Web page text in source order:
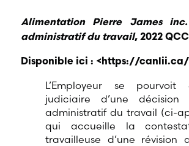
Alimentation Pierre James
administratif du travail, 2022
Disponible ici : < https://
L’Employeur se
judiciaire d’une décision
administratif du travail (ci-
qui accueille la
travailleuse d’une révision